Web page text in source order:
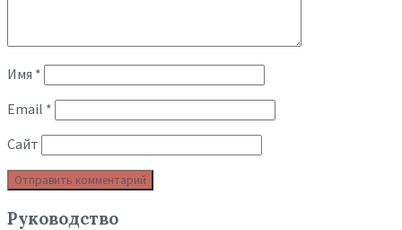
Имя *
Email *
Сайт
Руководство